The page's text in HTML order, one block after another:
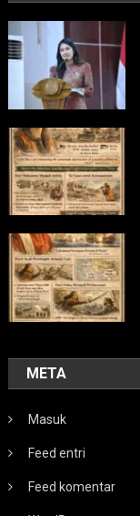
META
Masuk
Feed entri
Feed komentar